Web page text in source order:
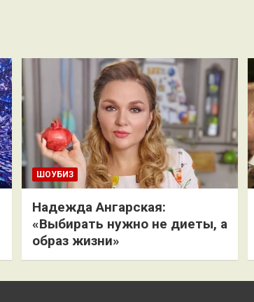
ШОУБИЗ
Надежда Ангарская:
«Выбирать нужно не диеты, а
образ жизни»